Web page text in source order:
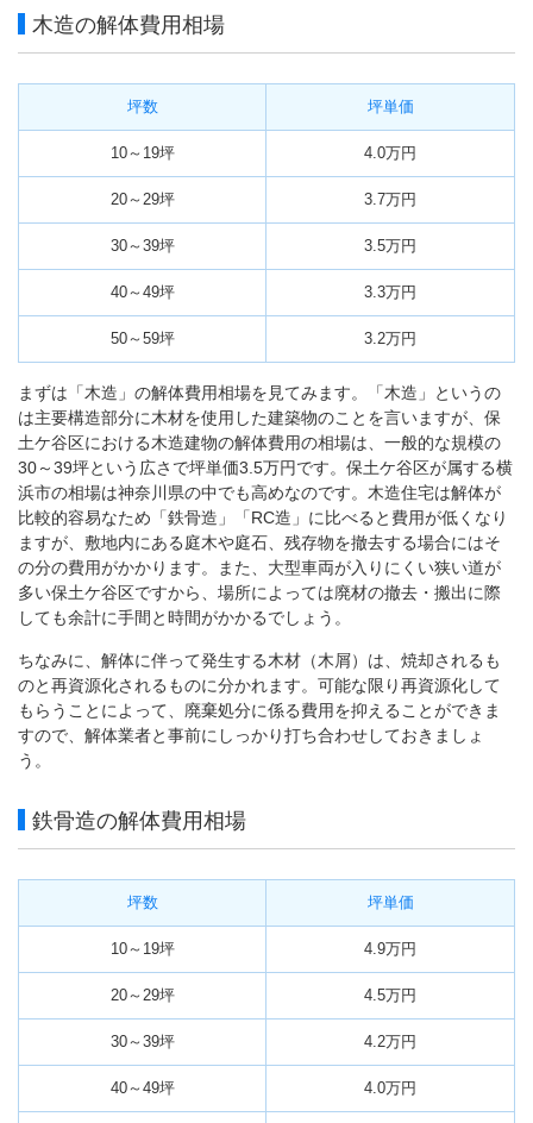
木造の解体費用相場
坪数 坪単価
10～19坪 4.0万円
20～29坪 3.7万円
30～39坪 3.5万円
40～49坪 3.3万円
50～59坪 3.2万円
まずは「木造」の解体費用相場を見てみます。「木造」というの
は主要構造部分に木材を使用した建築物のことを言いますが、保
土ケ谷区における木造建物の解体費用の相場は、一般的な規模の
30～39坪という広さで坪単価3.5万円です。保土ケ谷区が属する横
浜市の相場は神奈川県の中でも高めなのです。木造住宅は解体が
比較的容易なため「鉄骨造」「RC造」に比べると費用が低くなり
ますが、敷地内にある庭木や庭石、残存物を撤去する場合にはそ
の分の費用がかかります。また、大型車両が入りにくい狭い道が
多い保土ケ谷区ですから、場所によっては廃材の撤去・搬出に際
しても余計に手間と時間がかかるでしょう。
ちなみに、解体に伴って発生する木材（木屑）は、焼却されるも
のと再資源化されるものに分かれます。可能な限り再資源化して
もらうことによって、廃棄処分に係る費用を抑えることができま
すので、解体業者と事前にしっかり打ち合わせしておきましょ
う。
鉄骨造の解体費用相場
坪数 坪単価
10～19坪 4.9万円
20～29坪 4.5万円
30～39坪 4.2万円
40～49坪 4.0万円